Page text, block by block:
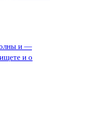
и —
и о